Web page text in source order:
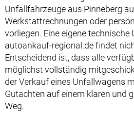
Unfallfahrzeuge aus Pinneberg
Werkstattrechnungen oder
vorliegen. Eine eigene
autoankauf-regional.de findet
Entscheidend ist, dass alle
möglichst vollständig
der Verkauf eines Unfallwagens
Gutachten auf einem klaren und
Weg.